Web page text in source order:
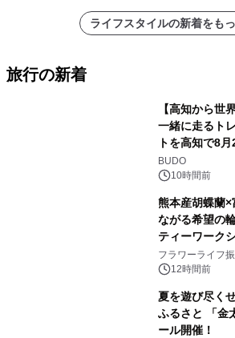
ライフスタイルの新着をも
旅行の新着
【高知から世
一緒に走るト
トを高知で8
BUDO
10時間前
熊本産胡蝶蘭
ながる希望の
ティーワーク
山・射水で開
フラワーライフ
12時間前
夏を遊び尽く
ふるさと 「金
ール開催！